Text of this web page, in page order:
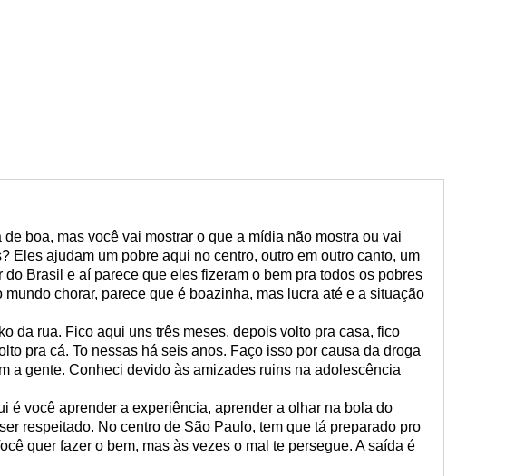
de boa, mas você vai mostrar o que a mídia não mostra ou vai
Eles ajudam um pobre aqui no centro, outro em outro canto, um
do Brasil e aí parece que eles fizeram o bem pra todos os pobres
mundo chorar, parece que é boazinha, mas lucra até e a situação
da rua. Fico aqui uns três meses, depois volto pra casa, fico
pra cá. To nessas há seis anos. Faço isso por causa da droga
a gente. Conheci devido às amizades ruins na adolescência
é você aprender a experiência, aprender a olhar na bola do
respeitado. No centro de São Paulo, tem que tá preparado pro
quer fazer o bem, mas às vezes o mal te persegue. A saída é